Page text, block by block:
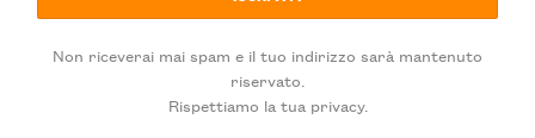
Non riceverai mai spam e il tuo indirizzo sarà mantenuto
riservato.
Rispettiamo la tua privacy.